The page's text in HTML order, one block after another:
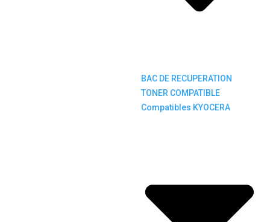
BAC DE RECUPERATION
TONER COMPATIBLE
Compatibles KYOCERA